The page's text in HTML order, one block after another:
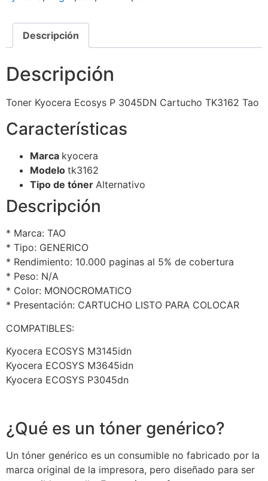
Descripción
Descripción
Toner Kyocera Ecosys P 3045DN Cartucho TK3162 Tao
Características
Marca kyocera
Modelo tk3162
Tipo de tóner Alternativo
Descripción
* Marca: TAO
* Tipo: GENERICO
* Rendimiento: 10.000 paginas al 5% de cobertura
* Peso: N/A
* Color: MONOCROMATICO
* Presentación: CARTUCHO LISTO PARA COLOCAR
COMPATIBLES:
Kyocera ECOSYS M3145idn
Kyocera ECOSYS M3645idn
Kyocera ECOSYS P3045dn
¿Qué es un tóner genérico?
Un tóner genérico es un consumible no fabricado por la
marca original de la impresora, pero diseñado para ser